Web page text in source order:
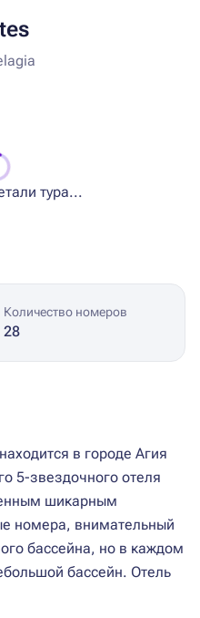
тура...
Количество номеров
28
в городе Агия
5-звездочного отеля
шикарным
номера, внимательный
бассейна, но в каждом
бассейн. Отель